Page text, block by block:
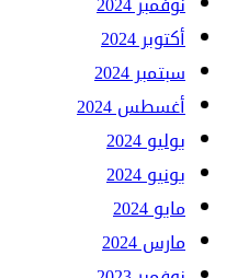
أكتوبر 2024
سبتمبر 2024
أغسطس 2024
يوليو 2024
يونيو 2024
مايو 2024
مارس 2024